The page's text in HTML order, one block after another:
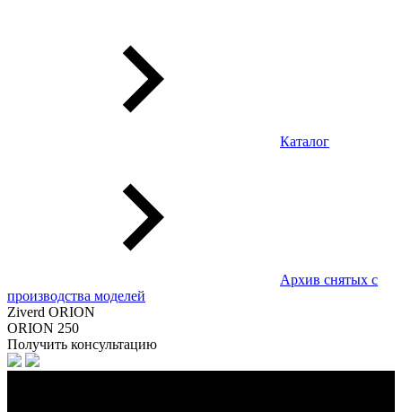
Каталог
Архив снятых с
производства моделей
Ziverd ORION
ORION 250
Получить консультацию